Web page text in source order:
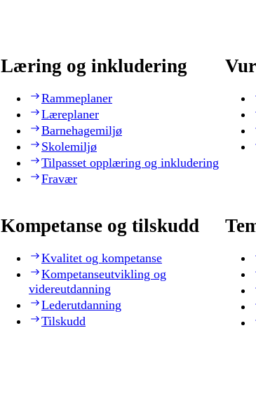
Læring og inkludering
Rammeplaner
Læreplaner
Barnehagemiljø
Skolemiljø
Tilpasset opplæring og inkludering
Fravær
Kompetanse og tilskudd
Kvalitet og kompetanse
Kompetanseutvikling og
videreutdanning
Lederutdanning
Tilskudd